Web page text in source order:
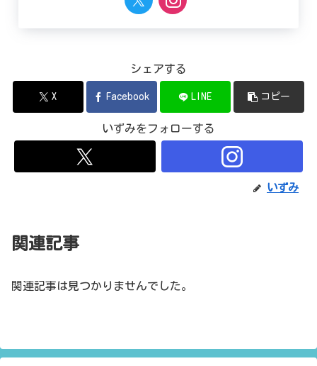
シェアする
X Facebook LINE コピー
いずみをフォローする
いずみ
関連記事
関連記事は見つかりませんでした。